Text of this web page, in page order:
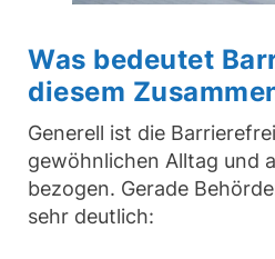
Was bedeutet
diesem
Generell ist die
gewöhnlichen Alltag und
bezogen. Gerade
sehr deutlich: